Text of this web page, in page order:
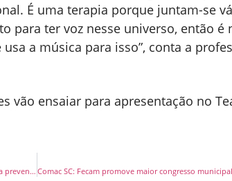
É uma terapia porque juntam-se
para ter voz nesse universo, então é
a música para isso”, conta a
vão ensaiar para apresentação no
Outubro Rosa: Secretaria de Estado da Saúde reforça importância da prevenção do câncer de mama